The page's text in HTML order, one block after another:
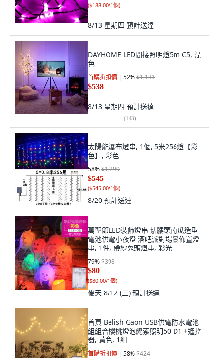
($188.00/1個)
8/13 星期四 預計送達
DAYHOME LED間接照明燈5m C5, 混
色
首購折扣價 52%$1,133
$538
8/13 星期四 預計送達
(143)
太陽能瀑布燈串, 1個, 5米256燈【彩
色】, 彩色
58%$1,299
$545
($545.00/1個)
8/20 預計送達
萬聖節LED裝飾燈串 骷髏頭南瓜造型
電池供電小夜燈 酒吧派對場景佈置燈
串, 1件, 帶紗鬼頭燈串, 彩光
79%$398
$80
($80.00/1個)
後天 8/12 (三) 預計送達
首頁 Belish Gaon USB供電防水電池
組組合櫻桃燈泡繩索照明50 D1 +遙控
器, 黃色, 1組
首購折扣價 58%$424